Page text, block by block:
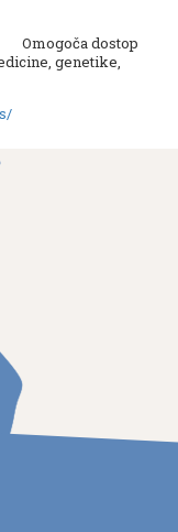
Omogoča dostop
genetike,